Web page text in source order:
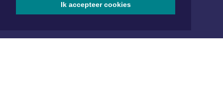
Ik accepteer cookies
Aanmelden
ONLINE DAGBLADEN